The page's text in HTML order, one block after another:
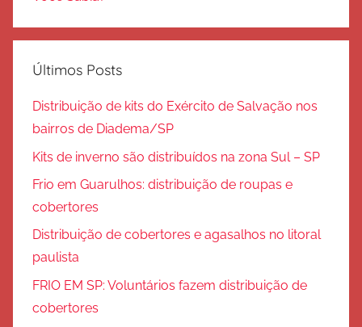
Últimos Posts
Distribuição de kits do Exército de Salvação nos
bairros de Diadema/SP
Kits de inverno são distribuídos na zona Sul – SP
Frio em Guarulhos: distribuição de roupas e
cobertores
Distribuição de cobertores e agasalhos no litoral
paulista
FRIO EM SP: Voluntários fazem distribuição de
cobertores